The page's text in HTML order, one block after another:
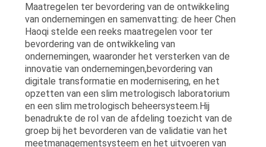
Maatregelen ter bevordering van de ontwikkeling
van ondernemingen en samenvatting: de heer Chen
Haoqi stelde een reeks maatregelen voor ter
bevordering van de ontwikkeling van
ondernemingen, waaronder het versterken van de
innovatie van ondernemingen,bevordering van
digitale transformatie en modernisering, en het
opzetten van een slim metrologisch laboratorium
en een slim metrologisch beheersysteem.Hij
benadrukte de rol van de afdeling toezicht van de
groep bij het bevorderen van de validatie van het
meetmanagementsysteem en het uitvoeren van